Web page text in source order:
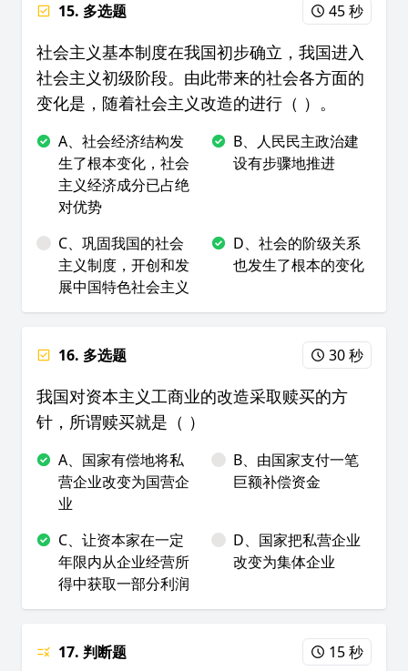
15. 多选题 45 秒
社会主义基本制度在我国初步确立，我国进入
社会主义初级阶段。由此带来的社会各方面的
变化是，随着社会主义改造的进行（ ）。
A、社会经济结构发
生了根本变化，社会
主义经济成分已占绝
对优势
B、人民民主政治建
设有步骤地推进
C、巩固我国的社会
主义制度，开创和发
展中国特色社会主义
D、社会的阶级关系
也发生了根本的变化
16. 多选题 30 秒
我国对资本主义工商业的改造采取赎买的方
针，所谓赎买就是（ ）
A、国家有偿地将私
营企业改变为国营企
业
B、由国家支付一笔
巨额补偿资金
C、让资本家在一定
年限内从企业经营所
得中获取一部分利润
D、国家把私营企业
改变为集体企业
17. 判断题 15 秒